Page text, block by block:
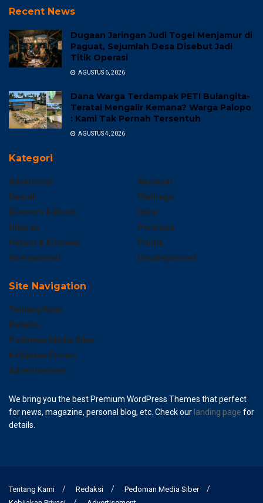
Recent News
Dugaan Jaringan Judi Togel Menjamur di
Paguat, Sejumlah Desa Disebut Jadi
Titik Operasi
AGUSTUS 6, 2026
Dana Warga Terdampak PETI Bulangita-
Teratai Mengalir Kemana? Warga Palopo
: Kami Tak Pernah Tersentuh
AGUSTUS 4, 2026
Kategori
Advertorial
Daerah
Ekonomi & Bisnis
Hiburan
Hukum & Kriminal
Internasional
Nasional
Olahraga
Opini
Peristiwa
Politik
Uncategorized
Site Navigation
Tentang Kami
Redaksi
Pedoman Media Siber
Kebijakan Privasi
Advertisement
We bring you the best Premium WordPress Themes that perfect
for news, magazine, personal blog, etc. Check our landing page for
details.
Tentang Kami Redaksi
Pedoman Media Siber